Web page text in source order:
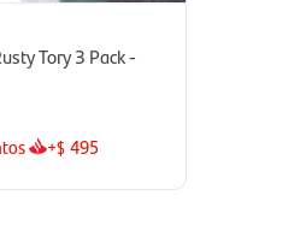
Tory 3 Pack -
+$ 495